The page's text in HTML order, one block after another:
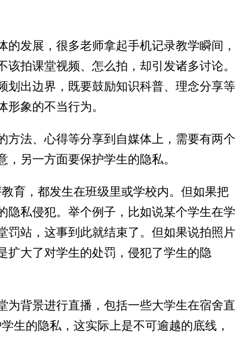
发展，很多老师拿起手机记录教学瞬间，
拍课堂视频、怎么拍，却引发诸多讨论。
划出边界，既要鼓励知识科普、理念分享等
象的不当行为。
法、心得等分享到自媒体上，需要有两个
另一方面要保护学生的隐私。
，都发生在班级里或学校内。但如果把
隐私侵犯。举个例子，比如说某个学生在学
罚站，这事到此就结束了。但如果说拍照片
扩大了对学生的处罚，侵犯了学生的隐
背景进行直播，包括一些大学生在宿舍直
生的隐私，这实际上是不可逾越的底线，